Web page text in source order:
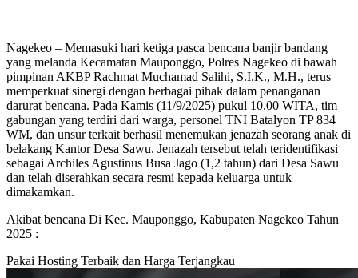
Nagekeo – Memasuki hari ketiga pasca bencana banjir bandang
yang melanda Kecamatan Mauponggo, Polres Nagekeo di bawah
pimpinan AKBP Rachmat Muchamad Salihi, S.I.K., M.H., terus
memperkuat sinergi dengan berbagai pihak dalam penanganan
darurat bencana. Pada Kamis (11/9/2025) pukul 10.00 WITA, tim
gabungan yang terdiri dari warga, personel TNI Batalyon TP 834
WM, dan unsur terkait berhasil menemukan jenazah seorang anak di
belakang Kantor Desa Sawu. Jenazah tersebut telah teridentifikasi
sebagai Archiles Agustinus Busa Jago (1,2 tahun) dari Desa Sawu
dan telah diserahkan secara resmi kepada keluarga untuk
dimakamkan.
Akibat bencana Di Kec. Mauponggo, Kabupaten Nagekeo Tahun
2025 :
Pakai Hosting Terbaik dan Harga Terjangkau